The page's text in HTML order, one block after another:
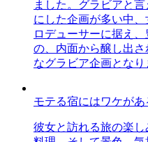
ました。グラビアと
にした企画が多い中
ロデューサーに据え
の、内面から醸し出さ
なグラビア企画となり
モテる宿にはワケがあ
彼女と訪れる旅の楽